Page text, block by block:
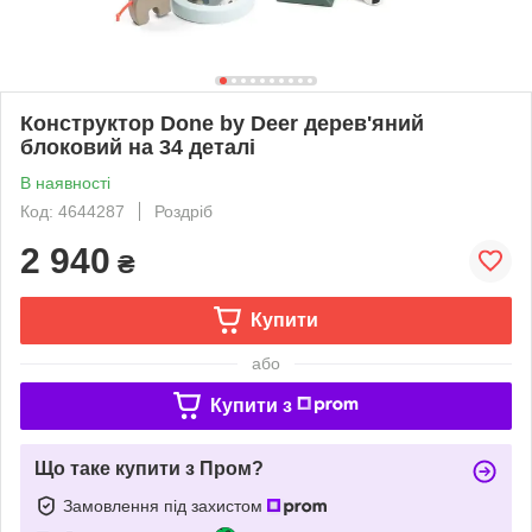
Конструктор Done by Deer дерев'яний
блоковий на 34 деталі
В наявності
Код: 4644287
Роздріб
2 940 ₴
Купити
або
Купити з
Що таке купити з Пром?
Замовлення під захистом